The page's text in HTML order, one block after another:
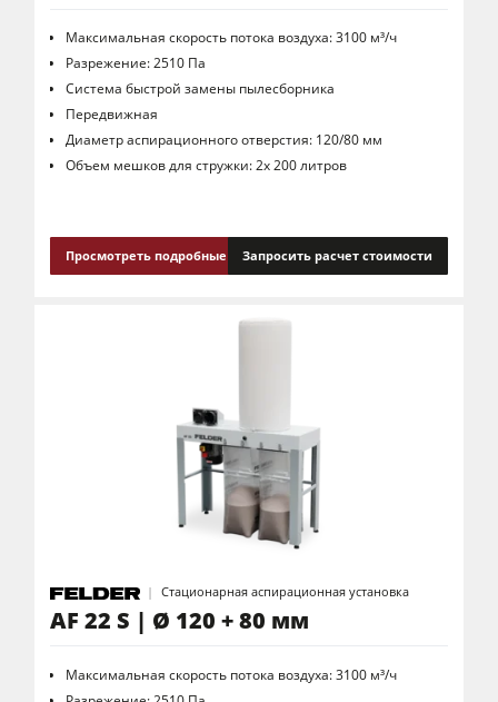
Максимальная скорость потока воздуха: 3100 м³/ч
Разрежение: 2510 Па
Система быстрой замены пылесборника
Передвижная
Диаметр аспирационного отверстия: 120/80 мм
Объем мешков для стружки: 2x 200 литров
Просмотреть подробные сведенияЗапросить расчет стоимости
Стационарная аспирационная установка
AF 22 S | Ø 120 + 80 мм
Максимальная скорость потока воздуха: 3100 м³/ч